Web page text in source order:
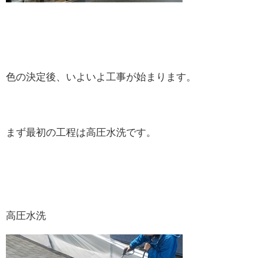
色の決定後、いよいよ工事が始まります。
まず最初の工程は高圧水洗です。
高圧水洗